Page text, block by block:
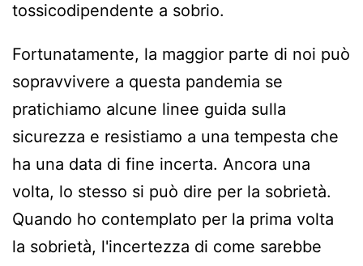
tossicodipendente a sobrio.
Fortunatamente, la maggior parte di noi può
sopravvivere a questa pandemia se
pratichiamo alcune linee guida sulla
sicurezza e resistiamo a una tempesta che
ha una data di fine incerta. Ancora una
volta, lo stesso si può dire per la sobrietà.
Quando ho contemplato per la prima volta
la sobrietà, l'incertezza di come sarebbe